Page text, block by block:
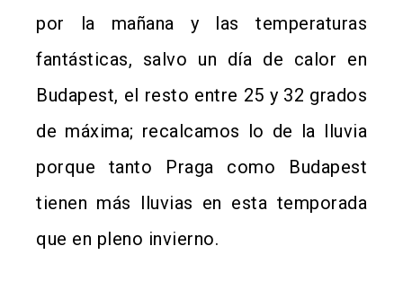
por la mañana y las temperaturas
fantásticas, salvo un día de calor en
Budapest, el resto entre 25 y 32 grados
de máxima; recalcamos lo de la lluvia
porque tanto Praga como Budapest
tienen más lluvias en esta temporada
que en pleno invierno.